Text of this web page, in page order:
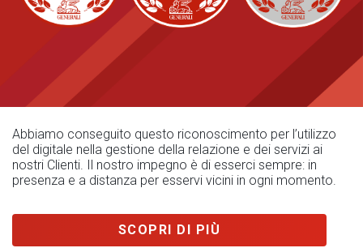
Abbiamo conseguito questo riconoscimento per l’utilizzo
del digitale nella gestione della relazione e dei servizi ai
nostri Clienti. Il nostro impegno è di esserci sempre: in
presenza e a distanza per esservi vicini in ogni momento.
SCOPRI DI PIÙ